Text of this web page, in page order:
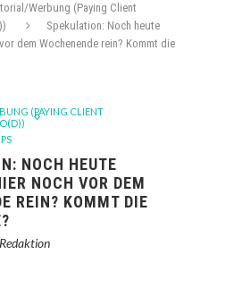
Werbung (Paying Client
Spekulation: Noch heute
dem Wochenende rein? Kommt die
(PAYING CLIENT
NOCH HEUTE
NOCH VOR DEM
REIN? KOMMT DIE